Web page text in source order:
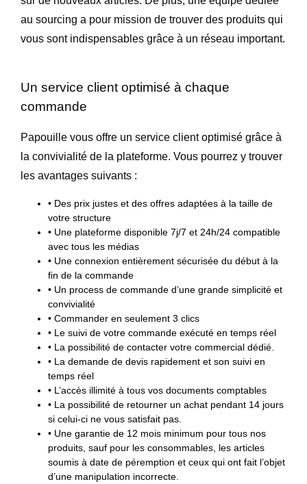
au sourcing a pour mission de trouver des produits qui
vous sont indispensables grâce à un réseau important.
Un service client optimisé à chaque
commande
Papouille vous offre un service client optimisé grâce à
la convivialité de la plateforme. Vous pourrez y trouver
les avantages suivants :
• Des prix justes et des offres adaptées à la taille de
votre structure
• Une plateforme disponible 7j/7 et 24h/24 compatible
avec tous les médias
• Une connexion entièrement sécurisée du début à la
fin de la commande
• Un process de commande d’une grande simplicité et
convivialité
• Commander en seulement 3 clics
• Le suivi de votre commande exécuté en temps réel
• La possibilité de contacter votre commercial dédié.
• La demande de devis rapidement et son suivi en
temps réel
• L’accès illimité à tous vos documents comptables
• La possibilité de retourner un achat pendant 14 jours
si celui-ci ne vous satisfait pas.
• Une garantie de 12 mois minimum pour tous nos
produits, sauf pour les consommables, les articles
soumis à date de péremption et ceux qui ont fait l’objet
d’une manipulation incorrecte.